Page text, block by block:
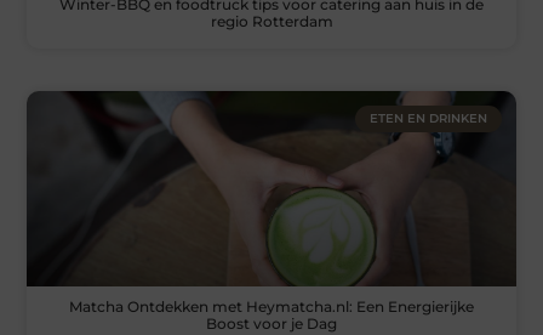
Winter-BBQ en foodtruck tips voor catering aan huis in de
regio Rotterdam
ETEN EN DRINKEN
Matcha Ontdekken met Heymatcha.nl: Een Energierijke
Boost voor je Dag